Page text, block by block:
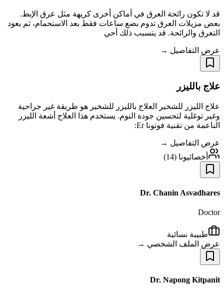
قد لا تكون رائحة العرق في أماكن أخرى كريهة مثل عرق الإبط.
بعض مزيلات العرق تدوم بضع ساعات فقط بعد الاستحمام، ثم يعود
التعرق والرائحة. قد يتسبب ذلك أحي
عرض التفاصيل →
علاج بالليزر
علاج الليزر للشخير العلاج بالليزر للشخير هو طريقة غير جراحية
وغير توغلية لتحسين جودة النوم. يستخدم هذا العلاج أشعة الليزر
الناعمة من تقنية فوتونا Er:
عرض التفاصيل →
أخصائيونا (
14
)
Dr. Chanin Asvadhares
Doctor
طبيبة نسائية
عرض الملف الشخصي →
Dr. Napong Kitpanit